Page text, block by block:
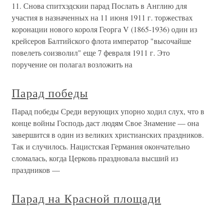
11. Снова спитхэдскии парад Послать в Англию для
участия в назначенных на 11 июня 1911 г. торжествах
коронации нового короля Георга V (1865-1936) один из
крейсеров Балтийского флота император "высочайше
повелеть соизволил" еще 7 февраля 1911 г. Это
поручение он полагал возложить на
Парад победы
Парад победы Среди верующих упорно ходил слух, что в
конце войны Господь даст людям Свое Знамение — она
завершится в один из великих христианских праздников.
Так и случилось. Нацистская Германия окончательно
сломалась, когда Церковь праздновала высший из
праздников —
Парад на Красной площади